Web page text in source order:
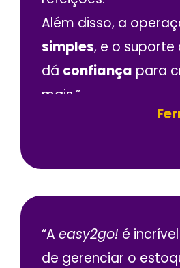
Além disso, a
simples, e o
dá confiança para
mais.”
“A easy2go! é
de gerenciar o